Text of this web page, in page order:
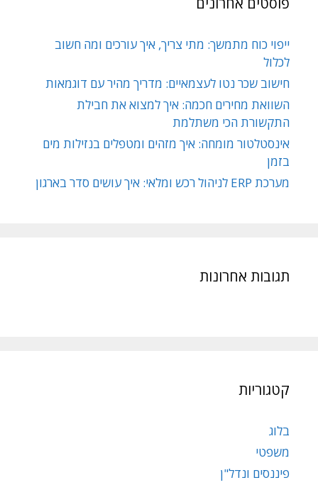
ייפוי כוח מתמשך: מתי צריך, איך עורכים ומה חשוב
לכלול
חישוב שכר נטו לעצמאיים: מדריך מהיר עם דוגמאות
השוואת מחירים חכמה: איך למצוא את חבילת
התקשורת הכי משתלמת
אינסטלטור מומחה: איך מזהים ומטפלים בנזילות מים
בזמן
מערכת ERP לניהול רכש ומלאי: איך עושים סדר בארגון
תגובות אחרונות
קטגוריות
בלוג
משפטי
פיננסים ונדל"ן